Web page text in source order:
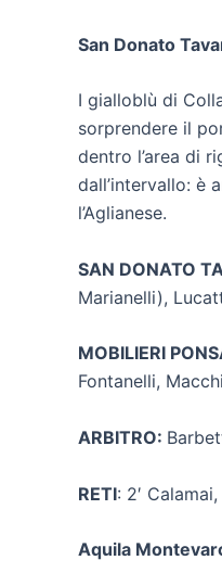
San Donato
I gialloblù di
sorprendere il
dentro l’area di
dall’intervallo: è
l’Aglianese.
SAN DONATO
Marianelli),
MOBILIERI
Fontanelli,
ARBITRO:
RETI: 2′
Aquila